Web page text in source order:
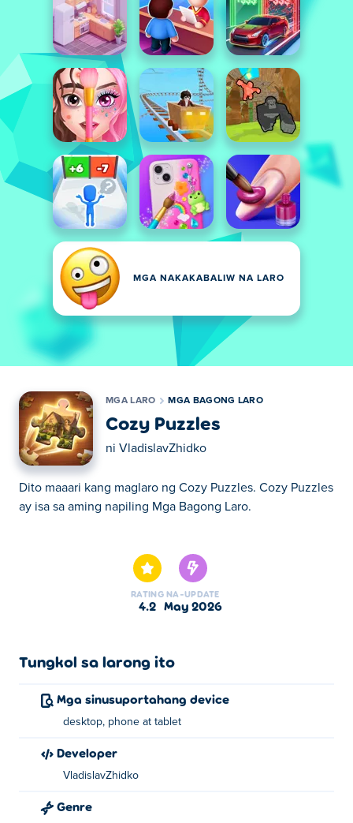
MGA NAKAKABALIW NA LARO
MGA LARO MGA BAGONG LARO
Cozy Puzzles
ni VladislavZhidko
Dito maaari kang maglaro ng Cozy Puzzles. Cozy Puzzles
ay isa sa aming napiling Mga Bagong Laro.
RATING
4.2
NA-UPDATE
May 2026
Tungkol sa larong ito
Mga sinusuportahang device
desktop, phone at tablet
Developer
VladislavZhidko
Genre